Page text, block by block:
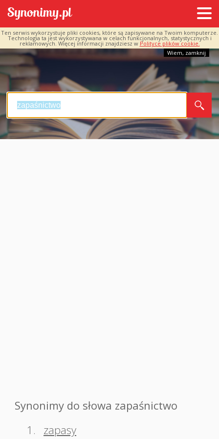
Ten serwis wykorzystuje pliki cookies, które są zapisywane na Twoim komputerze.
Technologia ta jest wykorzystywana w celach funkcjonalnych, statystycznych i
reklamowych. Więcej informacji znajdziesz w Polityce plików cookie.
Wiem, zamknij
Synonimy do słowa zapaśnictwo
1.
zapasy